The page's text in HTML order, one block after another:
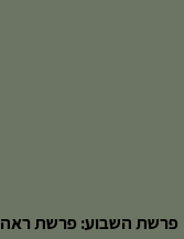
פרשת השבוע: פרשת ראה